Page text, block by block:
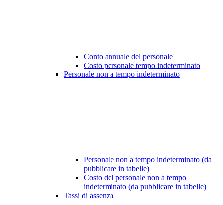
Conto annuale del personale
Costo personale tempo indeterminato
Personale non a tempo indeterminato
Personale non a tempo indeterminato (da
pubblicare in tabelle)
Costo del personale non a tempo
indeterminato (da pubblicare in tabelle)
Tassi di assenza